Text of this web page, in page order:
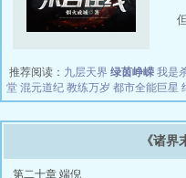
推荐阅读： 九层天界 绿茵峥嵘 我是
堂 混元道纪 教练万岁 都市全能巨星
《诸
第二十章 端倪